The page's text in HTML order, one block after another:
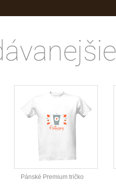
Pánské Premium tričko